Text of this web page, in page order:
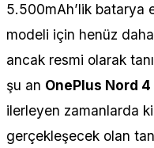
5.500mAh’lik batarya
modeli için henüz
ancak resmi olarak
şu an OnePlus Nord 4
ilerleyen zamanlarda
gerçekleşecek olan